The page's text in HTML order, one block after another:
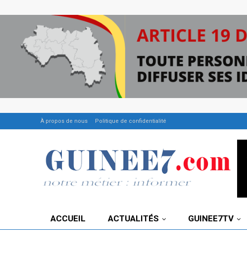
À propos de nous Politique de confidentialité
ACCUEIL ACTUALITÉS GUINEE7TV